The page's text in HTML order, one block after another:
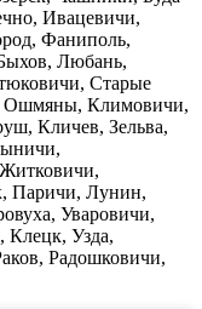
Ивацевичи,
Фаниполь,
Любань,
Старые
Ошмяны, Климовичи,
Кличев, Зельва,
Паричи, Лунин,
Уваровичи,
Клецк, Узда,
Радошковичи,